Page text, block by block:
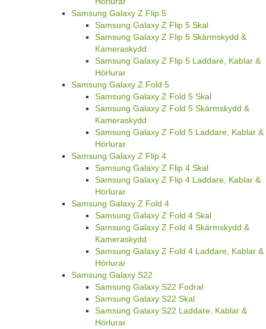
Samsung Galaxy Z Flip 5
Samsung Galaxy Z Flip 5 Skal
Samsung Galaxy Z Flip 5 Skärmskydd &
Kameraskydd
Samsung Galaxy Z Flip 5 Laddare, Kablar &
Hörlurar
Samsung Galaxy Z Fold 5
Samsung Galaxy Z Fold 5 Skal
Samsung Galaxy Z Fold 5 Skärmskydd &
Kameraskydd
Samsung Galaxy Z Fold 5 Laddare, Kablar &
Hörlurar
Samsung Galaxy Z Flip 4
Samsung Galaxy Z Flip 4 Skal
Samsung Galaxy Z Flip 4 Laddare, Kablar &
Hörlurar
Samsung Galaxy Z Fold 4
Samsung Galaxy Z Fold 4 Skal
Samsung Galaxy Z Fold 4 Skärmskydd &
Kameraskydd
Samsung Galaxy Z Fold 4 Laddare, Kablar &
Hörlurar
Samsung Galaxy S22
Samsung Galaxy S22 Fodral
Samsung Galaxy S22 Skal
Samsung Galaxy S22 Laddare, Kablar &
Hörlurar